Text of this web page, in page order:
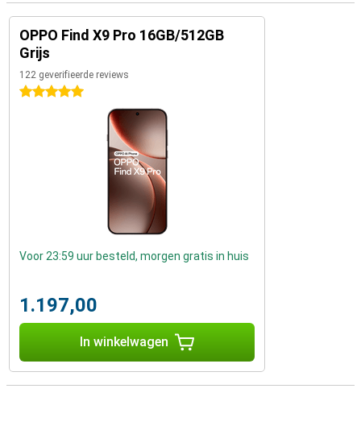
OPPO Find X9 Pro 16GB/512GB
Grijs
122 geverifieerde reviews
5 sterren
Voor 23:59 uur besteld, morgen gratis in huis
1.197,00
In winkelwagen